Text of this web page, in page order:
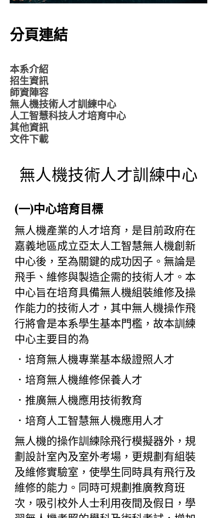
分頁連結
本系介紹
招生資訊
師資陣容
無人機技術人才訓練中心
人工智慧科技人才培育中心
其他資訊
文件下載
無人機技術人才訓練中心
(一)中心培育目標
無人機產業的人才培育，是目前政府在
嘉義地區成立亞太人工智慧無人機創新
中心後，至為關鍵的成功因子。無論是
飛手、維修與製造企需的技術人才。本
中心旨在培育具備無人機組裝維修及操
作能力的技術人才，其中無人機操作飛
行將會是本系學生基本門檻，故本訓練
中心主要目的為
． 培育無人機專業基本級證照人才
． 培育無人機維修保養人才
． 推廣無人機應用技術教育
． 培育人工智慧無人機應用人才
無人機的操作訓練除飛行模擬器外，規
劃設計室內及室外考場，更規劃有組裝
及維修實驗室，使學生同時具有飛行及
維修的能力。同時可規劃推廣教育班
次，吸引校外人士利用夜間及假日，學